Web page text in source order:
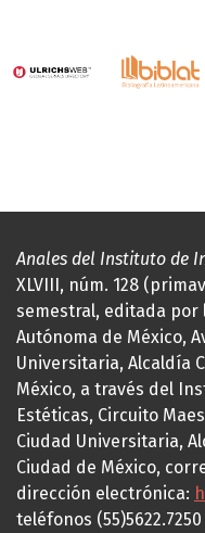
Anales del Instituto de
XLVIII, núm. 128
semestral, editada por
Autónoma de México,
Universitaria, Alcaldía
México, a través del
Estéticas, Circuito
Ciudad Universitaria,
Ciudad de México,
dirección electrónica:
teléfonos